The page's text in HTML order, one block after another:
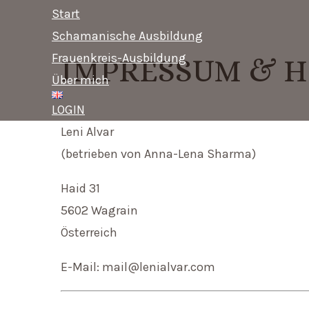
Start
Schamanische Ausbildung
Frauenkreis-Ausbildung
Über mich
LOGIN
IMPRESSUM &
Leni Alvar
(betrieben von Anna-Lena Sharma)
Haid 31
5602 Wagrain
Österreich
E-Mail: mail@lenialvar.com